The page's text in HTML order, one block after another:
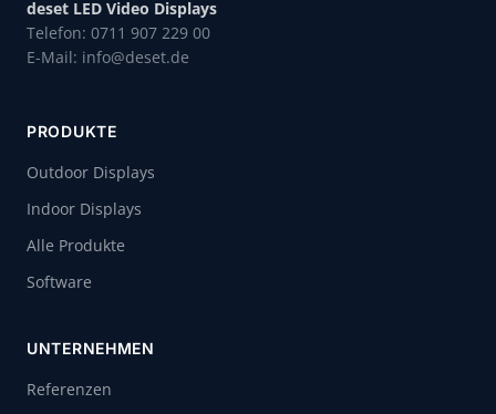
deset LED Video Displays
Telefon: 0711 907 229 00
E-Mail: info@deset.de
PRODUKTE
Outdoor Displays
Indoor Displays
Alle Produkte
Software
UNTERNEHMEN
Referenzen